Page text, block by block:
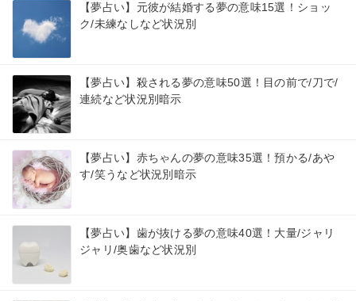
【夢占い】元彼が結婚する夢の意味15選！ショッ
ク/未練なしなど状況別
【夢占い】殺される夢の意味50選！目の前で/刀で/
連続など状況別暗示
【夢占い】赤ちゃんの夢の意味35選！預かる/あや
す/笑うなど状況別暗示
【夢占い】歯が抜ける夢の意味40選！大量/ジャリ
ジャリ/奥歯など状況別